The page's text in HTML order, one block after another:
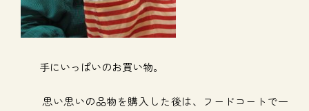
手にいっぱいのお買い物。
思い思いの品物を購入した後は、フードコートで一